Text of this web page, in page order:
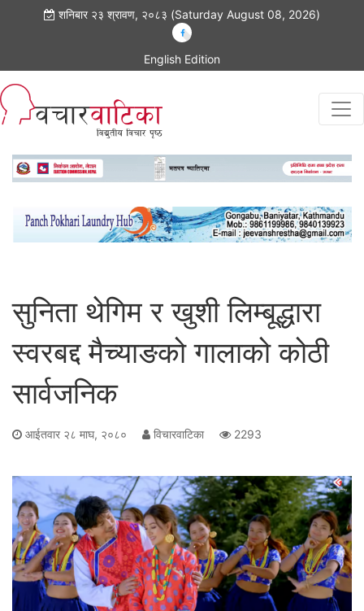
शनिबार २३ श्रावण, २०८३ (Saturday August 08, 2026)
English Edition
सुनिता थेगिम र खुशी लिम्बूद्धारा
स्वरबद्द मैच्याङको गालाको कोठी
सार्वजनिक
आईतवार २८ माघ, २०८० विचारवाटिका 2293